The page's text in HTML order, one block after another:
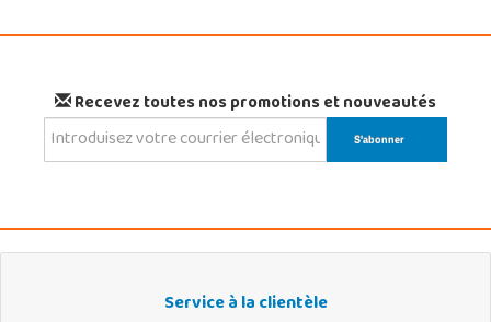
Recevez toutes nos promotions et nouveautés
Service à la clientèle